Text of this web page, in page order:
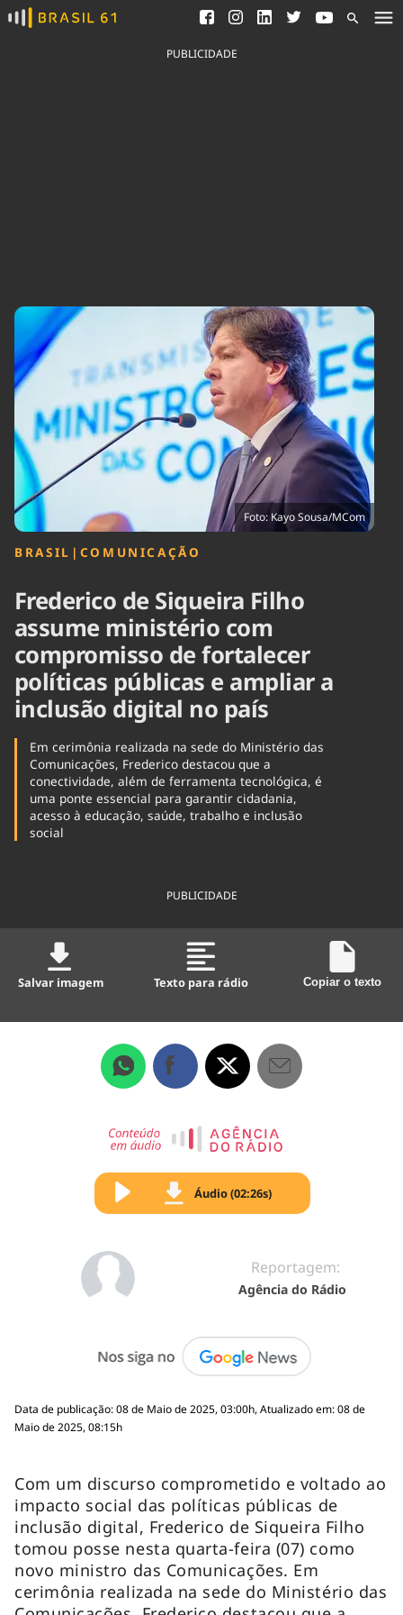
Ver todas as notícias
Saneamento
Indicadores
Agronegócios
Brasil
Brasil Mineral
Ciência &
Tecnologia
Cinema
Comportamento
Cultura
Economia
Educação
Infraestrutura
Internacional
Meio Ambiente
Podcast
Política
Saúde
Tempo
PUBLICIDADE
Foto: Kayo Sousa/MCom
BRASIL | COMUNICAÇÃO
Frederico de Siqueira Filho
assume ministério com
compromisso de fortalecer
políticas públicas e ampliar a
inclusão digital no país
Em cerimônia realizada na sede do Ministério das
Comunicações, Frederico destacou que a
conectividade, além de ferramenta tecnológica, é
uma ponte essencial para garantir cidadania,
acesso à educação, saúde, trabalho e inclusão
social
PUBLICIDADE
Salvar imagem Texto para rádio Copiar o texto
Áudio (02:26s)
Reportagem:
Agência do Rádio
Data de publicação: 08 de Maio de 2025, 03:00h, Atualizado em: 08 de
Maio de 2025, 08:15h
Com um discurso comprometido e voltado ao
impacto social das políticas públicas de
inclusão digital, Frederico de Siqueira Filho
tomou posse nesta quarta-feira (07) como
novo ministro das Comunicações. Em
cerimônia realizada na sede do Ministério das